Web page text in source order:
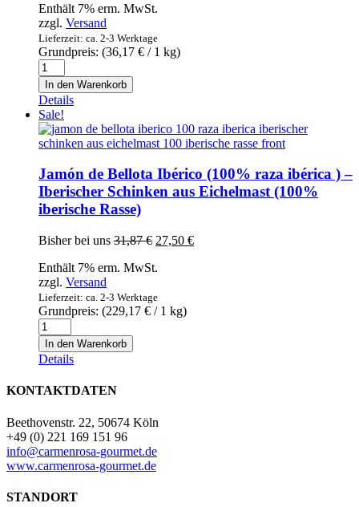
Garnelen
(Gambas)
mit
Kopf,
mit
Schale,
roh,
glasiert
800g
Menge
Enthält 7% erm. MwSt.
zzgl. Versand
Lieferzeit: ca. 2-3 Werktage
Grundpreis: (36,17 € / 1 kg)
Chorizo
Extra
Herradura
-
Chorizo
Extra
im
Ring
Menge
In den Warenkorb
Details
Sale!
Jamón de Bellota Ibérico (100% raza ibérica ) –
Iberischer Schinken aus Eichelmast (100%
iberische Rasse)
Bisher bei uns 31,87€ Ursprünglicher
war:
27,50 €Aktueller
Enthält 7% erm. MwSt.
zzgl. Versand
Lieferzeit: ca. 2-3 Werktage
Grundpreis: (229,17 € / 1 kg)
Jamón
de
Bellota
Ibérico
raza
)
-
Iberischer
Schinken
Eichelmast
In den Warenkorb
Details
KONTAKTDATEN
Beethovenstr. 22, 50674 Köln
+49 (0) 221 169 151 96
info@carmenrosa-gourmet.de
www.carmenrosa-gourmet.de
STANDORT